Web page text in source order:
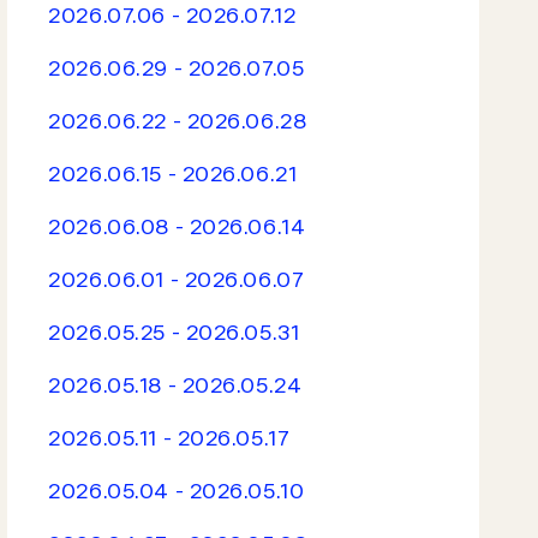
2026.07.06 - 2026.07.12
2026.06.29 - 2026.07.05
2026.06.22 - 2026.06.28
2026.06.15 - 2026.06.21
2026.06.08 - 2026.06.14
2026.06.01 - 2026.06.07
2026.05.25 - 2026.05.31
2026.05.18 - 2026.05.24
2026.05.11 - 2026.05.17
2026.05.04 - 2026.05.10